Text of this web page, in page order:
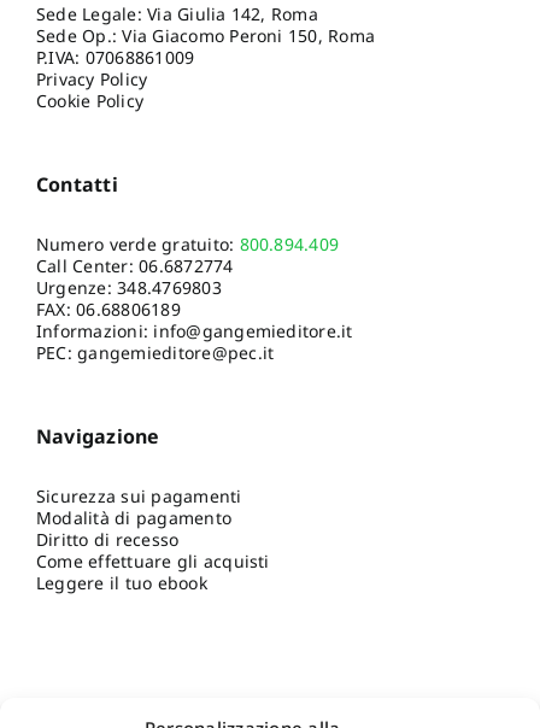
Sede Legale: Via Giulia 142, Roma
Sede Op.: Via Giacomo Peroni 150, Roma
P.IVA: 07068861009
Privacy Policy
Cookie Policy
Contatti
Numero verde gratuito: 800.894.409
Call Center:06.6872774
Urgenze:348.4769803
FAX: 06.68806189
Informazioni: info@gangemieditore.it
PEC: gangemieditore@pec.it
Navigazione
Sicurezza sui pagamenti
Modalità di pagamento
Diritto di recesso
Come effettuare gli acquisti
Leggere il tuo ebook